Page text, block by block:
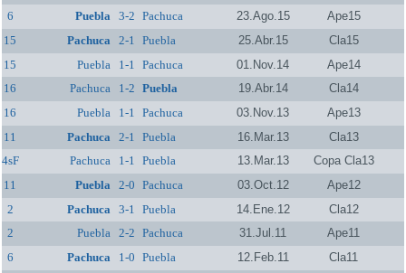
6
Puebla 3-2 Pachuca 23.Ago.15
Ape15
15
Pachuca 2-1 Puebla 25.Abr.15
Cla15
15
Puebla 1-1 Pachuca 01.Nov.14
Ape14
16
Pachuca 1-2 Puebla 19.Abr.14
Cla14
16
Puebla 1-1 Pachuca 03.Nov.13
Ape13
11
Pachuca 2-1 Puebla 16.Mar.13
Cla13
4sF
Pachuca 1-1 Puebla 13.Mar.13
Copa Cla13
11
Puebla 2-0 Pachuca 03.Oct.12
Ape12
2
Pachuca 3-1 Puebla 14.Ene.12
Cla12
2
Puebla 2-2 Pachuca 31.Jul.11
Ape11
6
Pachuca 1-0 Puebla 12.Feb.11
Cla11